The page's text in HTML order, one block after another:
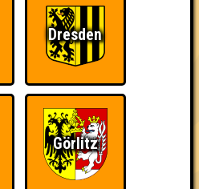
Dresden
Görlitz